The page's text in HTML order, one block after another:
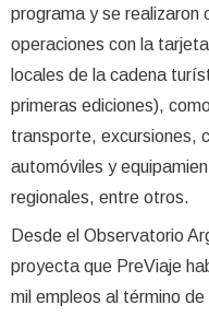
programa y se realizaron
operaciones con la
locales de la cadena
primeras ediciones),
transporte, excursiones,
automóviles y
regionales, entre otros.
Desde el Observatorio
proyecta que PreViaje
mil empleos al término